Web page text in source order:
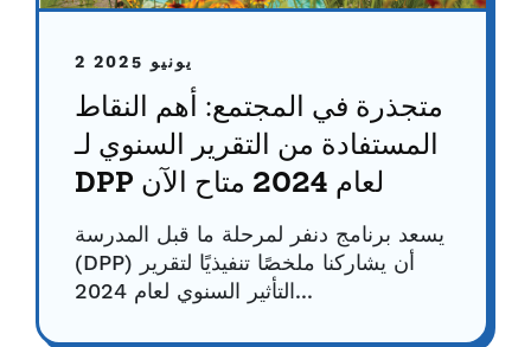
2 يونيو 2025
متجذرة في المجتمع: أهم النقاط
المستفادة من التقرير السنوي لـ
DPP لعام 2024 متاح الآن
يسعد برنامج دنفر لمرحلة ما قبل المدرسة
(DPP) أن يشاركنا ملخصًا تنفيذيًا لتقرير
التأثير السنوي لعام 2024...